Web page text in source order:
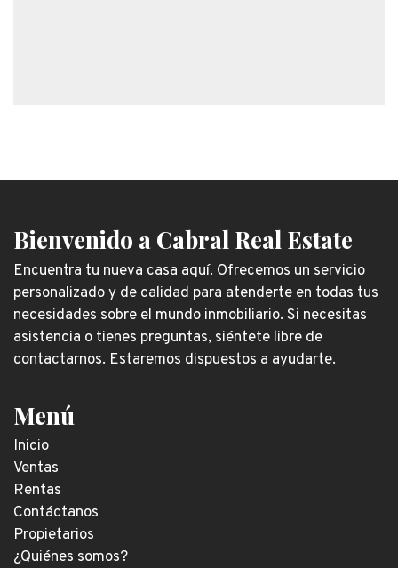
Bienvenido a Cabral Real Estate
Encuentra tu nueva casa aquí. Ofrecemos un servicio
personalizado y de calidad para atenderte en todas tus
necesidades sobre el mundo inmobiliario. Si necesitas
asistencia o tienes preguntas, siéntete libre de
contactarnos. Estaremos dispuestos a ayudarte.
Menú
Inicio
Ventas
Rentas
Contáctanos
Propietarios
¿Quiénes somos?